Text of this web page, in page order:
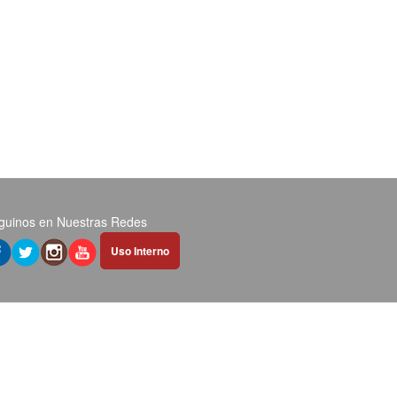
en Nuestras Redes
Abrir
hipervínculo
en
pestaña
Uso Interno